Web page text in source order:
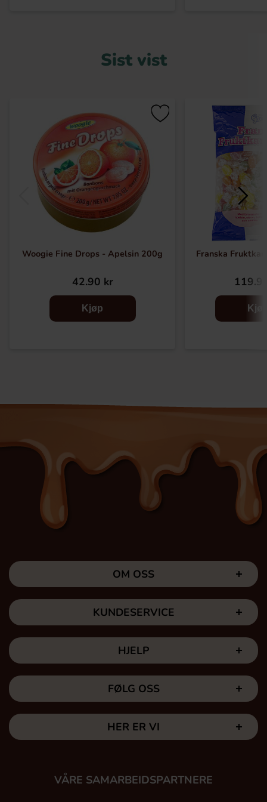
Sist vist
Woogie Fine Drops - Apelsin 200g
42.90 kr
Kjøp
Franska
OM OSS
KUNDESERVICE
HJELP
FØLG OSS
HER ER VI
VÅRE SAMARBEIDSPARTNERE